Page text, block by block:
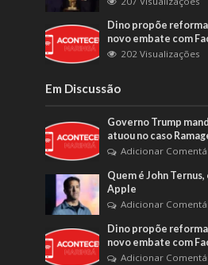
Dino propõe
novo embate com
202 Visualizações
Em Discussão
Governo Trump
atuou no caso
Adicionar
Quem é John
Apple
Adicionar
Dino propõe
novo embate com
Adicionar